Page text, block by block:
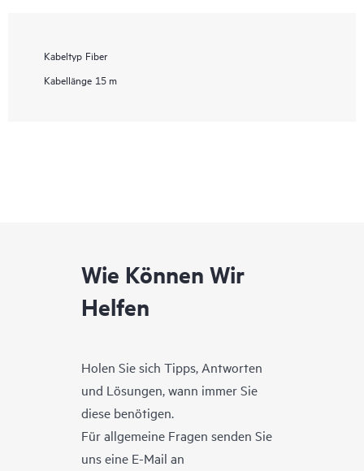
Kabeltyp Fiber
Kabellänge 15 m
Wie Können Wir
Helfen
Holen Sie sich Tipps, Antworten
und Lösungen, wann immer Sie
diese benötigen.
Für allgemeine Fragen senden Sie
uns eine E-Mail an